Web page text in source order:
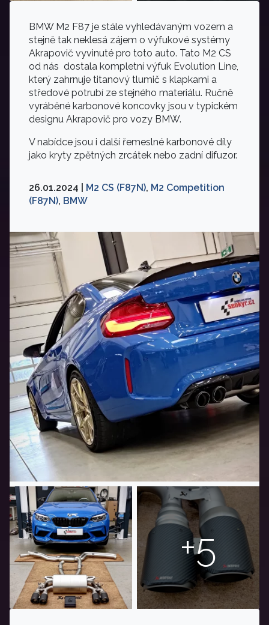
BMW M2 F87 je stále vyhledávaným vozem a
stejně tak neklesá zájem o výfukové systémy
Akrapovič vyvinuté pro toto auto. Tato M2 CS
od nás dostala kompletní výfuk Evolution Line,
který zahrnuje titanový tlumič s klapkami a
středové potrubí ze stejného materiálu. Ručně
vyráběné karbonové koncovky jsou v typickém
designu Akrapovič pro vozy BMW.
V nabídce jsou i další řemeslné karbonové díly
jako kryty zpětných zrcátek nebo zadní difuzor.
26.01.2024 | M2 CS (F87N), M2 Competition
(F87N), BMW
+5